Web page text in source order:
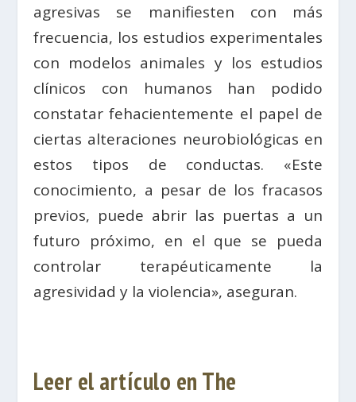
agresivas se manifiesten con más
frecuencia, los estudios experimentales
con modelos animales y los estudios
clínicos con humanos han podido
constatar fehacientemente el papel de
ciertas alteraciones neurobiológicas en
estos tipos de conductas. «Este
conocimiento, a pesar de los fracasos
previos, puede abrir las puertas a un
futuro próximo, en el que se pueda
controlar terapéuticamente la
agresividad y la violencia», aseguran.
Leer el artículo en The